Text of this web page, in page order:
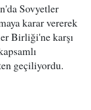
Sovyetler
karar vererek
Birliği'ne karşı
geçiliyordu.